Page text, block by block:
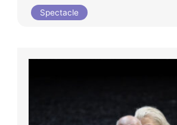
Spectacle